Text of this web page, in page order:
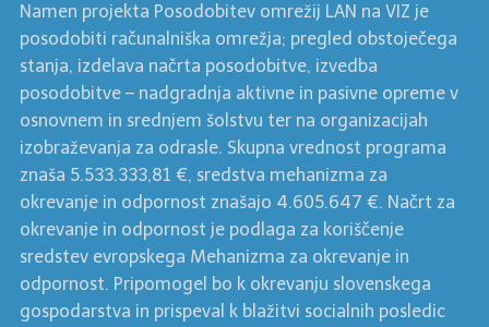
Namen projekta Posodobitev omrežij LAN na VIZ je
posodobiti računalniška omrežja; pregled obstoječega
stanja, izdelava načrta posodobitve, izvedba
posodobitve – nadgradnja aktivne in pasivne opreme v
osnovnem in srednjem šolstvu ter na organizacijah
izobraževanja za odrasle. Skupna vrednost programa
znaša 5.533.333,81 €, sredstva mehanizma za
okrevanje in odpornost znašajo 4.605.647 €. Načrt za
okrevanje in odpornost je podlaga za koriščenje
sredstev evropskega Mehanizma za okrevanje in
odpornost. Pripomogel bo k okrevanju slovenskega
gospodarstva in prispeval k blažitvi socialnih posledic